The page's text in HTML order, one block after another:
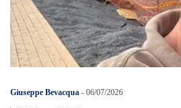
Giuseppe Bevacqua - 06/07/2026